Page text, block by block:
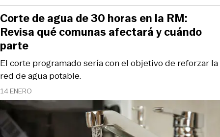
14 ENERO
El corte programado sería con el objetivo de reforzar la
red de agua potable.
Corte de agua de 30 horas en la RM:
Revisa qué comunas afectará y cuándo
parte